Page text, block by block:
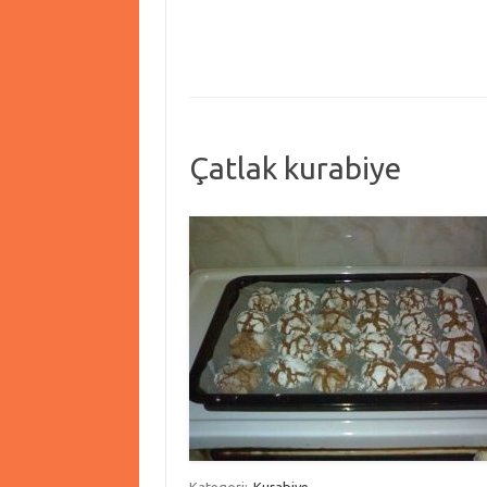
Çatlak kurabiye